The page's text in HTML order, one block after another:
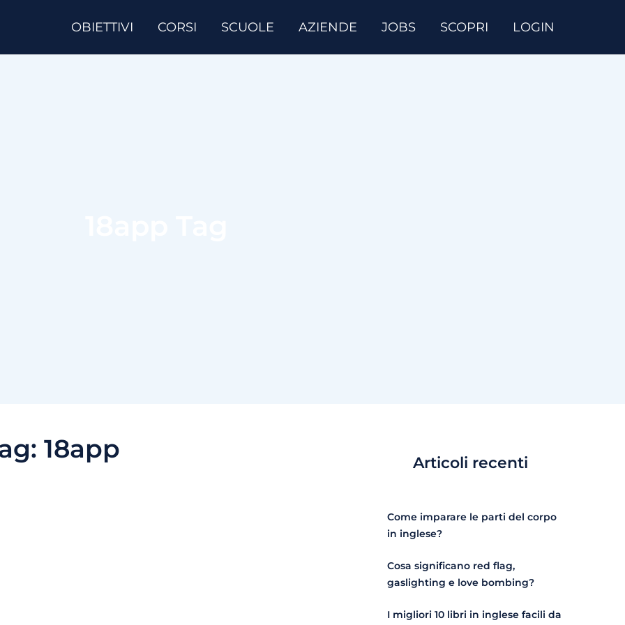
OBIETTIVI CORSI SCUOLE AZIENDE JOBS SCOPRI LOGIN
18app Articoli recenti
Come imparare le parti del corpo
in inglese?
Cosa significano red flag,
gaslighting e love bombing?
I migliori 10 libri in inglese facili da